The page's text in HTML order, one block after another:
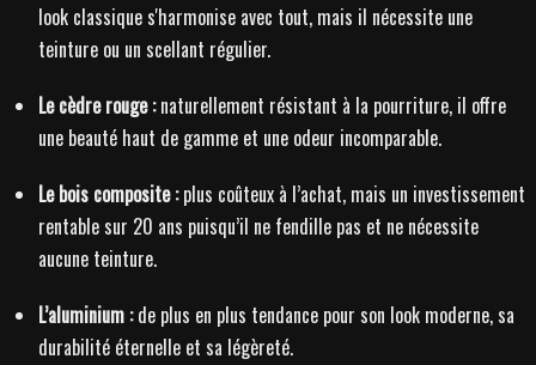
look classique s'harmonise avec tout, mais il nécessite une
teinture ou un scellant régulier.
Le cèdre rouge :naturellement résistant à la pourriture, il offre
une beauté haut de gamme et une odeur incomparable.
Le bois composite :plus coûteux à l’achat, mais un investissement
rentable sur 20 ans puisqu’il ne fendille pas et ne nécessite
aucune teinture.
L’aluminium :de plus en plus tendance pour son look moderne, sa
durabilité éternelle et sa légèreté.